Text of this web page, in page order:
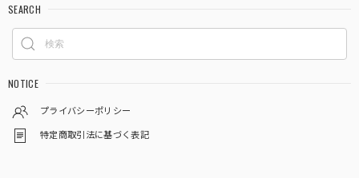
SEARCH
NOTICE
プライバシーポリシー
特定商取引法に基づく表記